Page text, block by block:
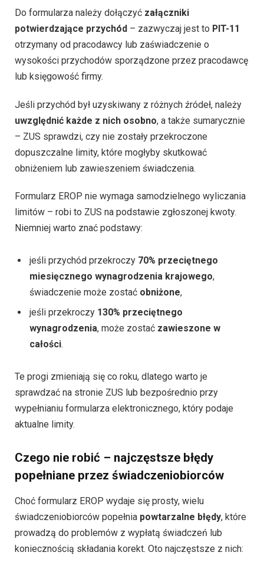
Do formularza należy dołączyć załączniki
potwierdzające przychód – zazwyczaj jest to PIT-11
otrzymany od pracodawcy lub zaświadczenie o
wysokości przychodów sporządzone przez pracodawcę
lub księgowość firmy.
Jeśli przychód był uzyskiwany z różnych źródeł, należy
uwzględnić każde z nich osobno, a także sumarycznie
– ZUS sprawdzi, czy nie zostały przekroczone
dopuszczalne limity, które mogłyby skutkować
obniżeniem lub zawieszeniem świadczenia.
Formularz EROP nie wymaga samodzielnego wyliczania
limitów – robi to ZUS na podstawie zgłoszonej kwoty.
Niemniej warto znać podstawy:
jeśli przychód przekroczy 70% przeciętnego
miesięcznego wynagrodzenia krajowego,
świadczenie może zostać obniżone,
jeśli przekroczy 130% przeciętnego
wynagrodzenia, może zostać zawieszone w
całości.
Te progi zmieniają się co roku, dlatego warto je
sprawdzać na stronie ZUS lub bezpośrednio przy
wypełnianiu formularza elektronicznego, który podaje
aktualne limity.
Czego nie robić – najczęstsze błędy
popełniane przez świadczeniobiorców
Choć formularz EROP wydaje się prosty, wielu
świadczeniobiorców popełnia powtarzalne błędy, które
prowadzą do problemów z wypłatą świadczeń lub
koniecznością składania korekt. Oto najczęstsze z nich: